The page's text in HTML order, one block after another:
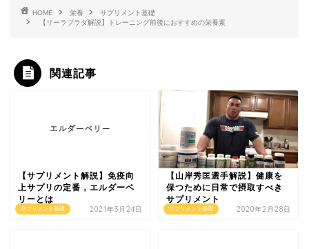
HOME 栄養
サプリメント基礎
【リーラブラダ解説】トレーニング前後におすすめの栄養素
関連記事
サプリメント基礎
【サプリメント解説】免疫向
上サプリの定番，エルダーベ
リーとは
2021年3月24日 サプリメント基礎
【山岸秀匡選手解説】健康を
保つために日常で摂取すべき
サプリメント
2020年2月28日